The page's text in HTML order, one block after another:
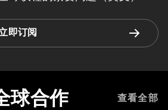
即订阅
球合作 查看全部